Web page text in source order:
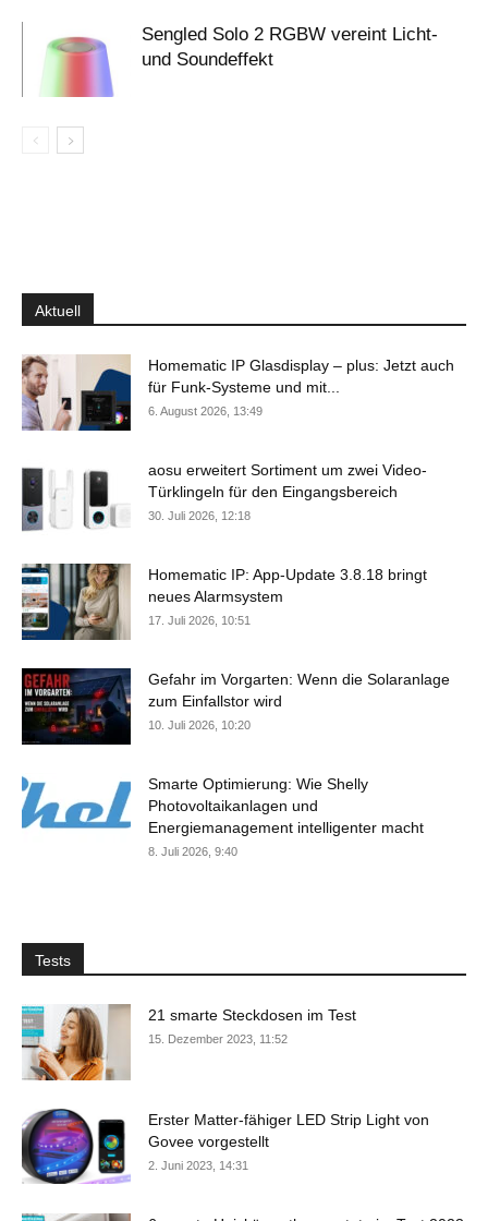
Sengled Solo 2 RGBW vereint Licht-
und Soundeffekt
Aktuell
Homematic IP Glasdisplay – plus: Jetzt auch
für Funk-Systeme und mit...
6. August 2026, 13:49
aosu erweitert Sortiment um zwei Video-
Türklingeln für den Eingangsbereich
30. Juli 2026, 12:18
Homematic IP: App-Update 3.8.18 bringt
neues Alarmsystem
17. Juli 2026, 10:51
Gefahr im Vorgarten: Wenn die Solaranlage
zum Einfallstor wird
10. Juli 2026, 10:20
Smarte Optimierung: Wie Shelly
Photovoltaikanlagen und
Energiemanagement intelligenter macht
8. Juli 2026, 9:40
Tests
21 smarte Steckdosen im Test
15. Dezember 2023, 11:52
Erster Matter-fähiger LED Strip Light von
Govee vorgestellt
2. Juni 2023, 14:31